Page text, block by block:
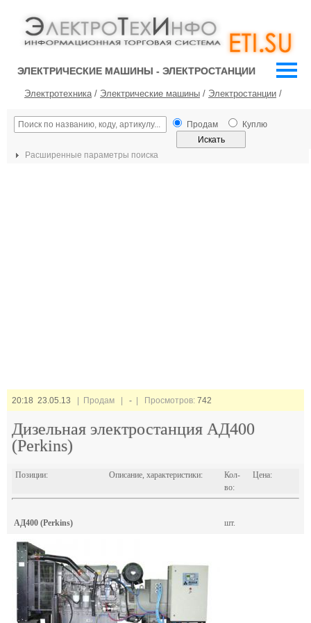
ЭЛЕКТРИЧЕСКИЕ МАШИНЫ - ЭЛЕКТРОСТАНЦИИ
Электротехника/ Электрические машины / Электростанции /
Продам Куплю
Расширенные параметры поиска
20:18 23.05.13 | Продам | - | Просмотров: 742
Дизельная электростанция АД400
(Perkins)
Позиции: Описание, характеристики:
Кол-
во:
Цена:
АД400 (Perkins) шт.